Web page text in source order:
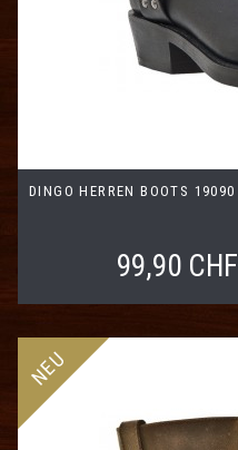
DINGO HERREN BOOTS 19090
99,90 CHF
NEU